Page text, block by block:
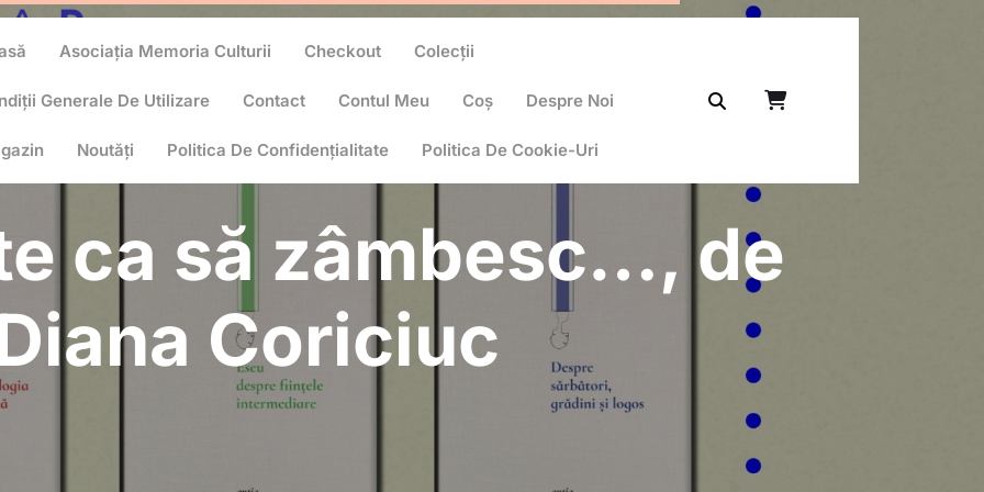
Asociația Memoria Culturii Checkout Colecții
Generale De Utilizare Contact Contul Meu Coș Despre Noi
Noutăți Politica De Confidențialitate Politica De Cookie-Uri
ca să zâmbesc…, de
Coriciuc